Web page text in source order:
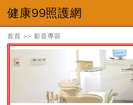
健康99照護網
首頁 >>影音專區